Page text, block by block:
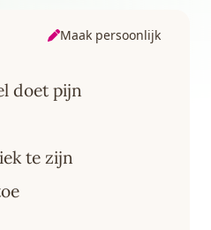
Maak persoonlijk
doet pijn
te zijn